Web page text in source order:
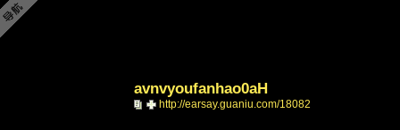
avnvyoufanhao0aH
http://earsay.guaniu.com/18082